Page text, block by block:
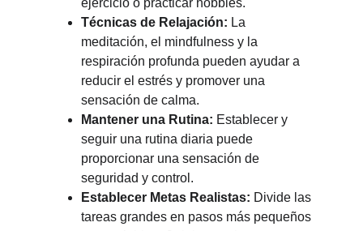
ejercicio o practicar hobbies.
Técnicas de Relajación: La
meditación, el mindfulness y la
respiración profunda pueden ayudar a
reducir el estrés y promover una
sensación de calma.
Mantener una Rutina: Establecer y
seguir una rutina diaria puede
proporcionar una sensación de
seguridad y control.
Establecer Metas Realistas: Divide las
tareas grandes en pasos más pequeños